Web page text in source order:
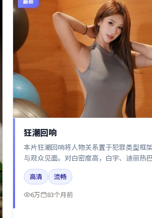
狂潮回响
本片狂潮回响将人物关系置于犯罪类型框
与观众见面。对白密度高，白宇、迪丽热
歌、段奕宏的台词节奏值得关注；整体气
冷色调摄影。
高清
流畅
6万
83个月前